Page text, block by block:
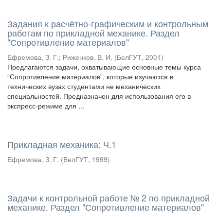
Задания к расчётно-графическим и контрольным
работам по прикладной механике. Раздел
"Сопротивление материалов"
Ефремова, З. Г.; Риженков, В. И. (БелГУТ, 2001)
Предлагаются задачи, охватывающие основные темы курса
“Сопротивление материалов”, которые изучаются в
технических вузах студентами не механических
специальностей. Предназначен для использования его в
экспресс-режиме для ...
Прикладная механика: Ч.1
Ефремова, З. Г. (БелГУТ, 1999)
Задачи к контрольной работе № 2 по прикладной
механике. Раздел "Сопротивление материалов"